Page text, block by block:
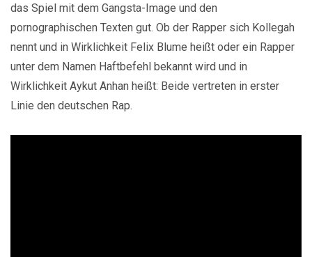
das Spiel mit dem Gangsta-Image und den
pornographischen Texten gut. Ob der Rapper sich Kollegah
nennt und in Wirklichkeit Felix Blume heißt oder ein Rapper
unter dem Namen Haftbefehl bekannt wird und in
Wirklichkeit Aykut Anhan heißt: Beide vertreten in erster
Linie den deutschen Rap.